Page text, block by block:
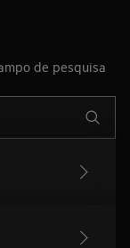
de pesquisa